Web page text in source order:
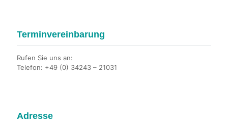
Terminvereinbarung
Rufen Sie uns an:
Telefon: +49 (0) 34243 – 21031
Adresse